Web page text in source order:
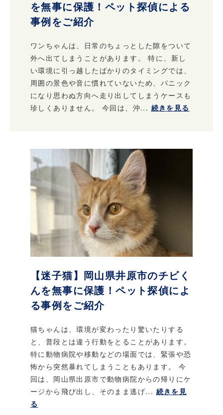
を無事に保護！ペット探偵による
事例をご紹介
ワンちゃんは、日常のちょっとした隙をついて
外へ出てしまうことがあります。 特に、新し
い環境に引っ越したばかりのタイミングでは、
周囲の景色や音に慣れていないため、パニック
になり思わぬ方向へ走り出してしまうケースも
珍しくありません。 今回は、沖... 続きを見る
【迷子猫】岡山県井原市のチビく
んを無事に保護！ペット探偵によ
る事例をご紹介
猫ちゃんは、環境が変わったり驚いたりする
と、普段とは違う行動をとることがあります。
特に動物病院や移動などの場面では、緊張や恐
怖から突然暴れてしまうこともあります。 今
回は、岡山県出原市で動物病院からの帰りにケ
ージから飛び出し、そのまま逃げ... 続きを見
る